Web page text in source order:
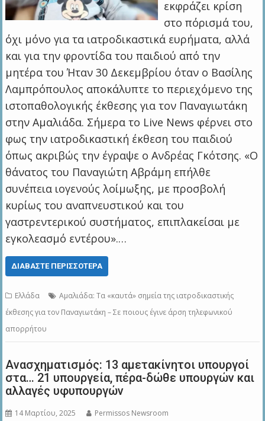
εκφράζει κρίση
στο πόρισμά του,
όχι μόνο για τα ιατροδικαστικά ευρήματα, αλλά
και για την φροντίδα του παιδιού από την
μητέρα του Ήταν 30 Δεκεμβρίου όταν ο Βασίλης
Λαμπρόπουλος αποκάλυπτε το περιεχόμενο της
ιστοπαθολογικής έκθεσης για τον Παναγιωτάκη
στην Αμαλιάδα. Σήμερα το Live News φέρνει στο
φως την ιατροδικαστική έκθεση του παιδιού
όπως ακριβώς την έγραψε ο Ανδρέας Γκότσης. «Ο
θάνατος του Παναγιώτη Αβράμη επήλθε
συνέπεια ιογενούς λοίμωξης, με προσβολή
κυρίως του αναπνευστικού και του
γαστρεντερικού συστήματος, επιπλακείσαι με
εγκολεασμό εντέρου».…
ΔΙΑΒΆΣΤΕ ΠΕΡΙΣΣΌΤΕΡΑ
Ελλάδα
Αμαλιάδα: Τα «καυτά» σημεία της ιατροδικαστικής
έκθεσης για τον Παναγιωτάκη – Σε ποιους έγινε άρση τηλεφωνικού
απορρήτου
Ανασχηματισμός: 13 αμετακίνητοι υπουργοί
στα… 21 υπουργεία, πέρα-δώθε υπουργών και
αλλαγές υφυπουργών
14 Μαρτίου, 2025 Permissos Newsroom